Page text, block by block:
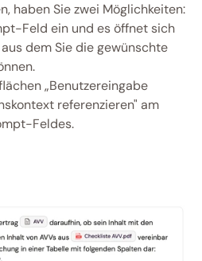
haben Sie zwei Möglichkeiten:
Feld ein und es öffnet sich
dem Sie die gewünschte
„Benutzereingabe
referenzieren" am
Feldes.